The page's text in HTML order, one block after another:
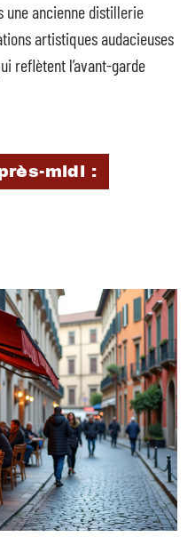
une ancienne distillerie
artistiques audacieuses
reflètent l’avant-garde
midi :